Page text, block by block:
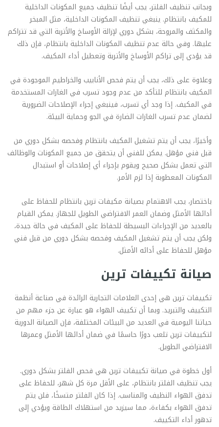
وبجانب تنظيف الفلتر، يجب أيضًا تنظيف جميع المكونات الداخلية
للمكيف بانتظام. ينبغي تنظيف المكونات الداخلية، مثل المبخر
والمكثف والمروحة، بشكل دوري لإزالة الأوساخ والأتربة التي قد تتراكم
عليها. وفي حالة عدم تنظيف المكونات الداخلية بانتظام، فإن ذلك
قد يؤدي إلى تراكم الأوساخ والأتربة وتعطيل أداء المكيف.
وعلاوة على ذلك، يجب أن يتم فحص الأنابيب والخراطيم الموجودة في
المكيف بانتظام للتأكد من عدم وجود تسرب في الغازات المستخدمة
في المكيف. إذا وجد أي تسرب، فينبغي إجراء الإصلاحات الضرورية
لضمان عدم تسرب الغازات الضارة في الجو وحماية البيئة.
وأخيرًا، يجب أن يتم تشغيل المكيف بانتظام وفحصه بشكل دوري من
قبل فني مؤهل. يمكن للفني أن يتحقق من جميع المكونات والوظائف
التي تعمل بشكل صحيح ويقوم بإجراء أي إصلاحات أو استبدال
المكونات المعطوبة إذا لزم الأمر.
باختصار، يجب الاهتمام بصيانة مكيفات ترين بانتظام للحفاظ على
أدائها الأمثل وضمان العمر الافتراضي الطويل للجهاز. يمكن القيام
بالعديد من الإجراءات البسيطة للحفاظ على المكيف في حالة جيدة،
ولكن يجب أن يتم تشغيل المكيف وفحصه بشكل دوري من قبل فني
مؤهل للحفاظ على أدائه الأمثل.
صيانة تكييفات ترين
تكييفات ترين هي إحدى العلامات التجارية الرائدة في صناعة أنظمة
التكييف والتبريد. وبما أن تكييف الهواء هو عبارة عن جزء مهم من
حياتنا اليومية في العديد من البيئات المختلفة، فإن الصيانة الدورية
لتكييفات ترين تلعب دورًا حاسمًا في ضمان أدائها الأمثل وعمرها
الافتراضي الطويل.
أول خطوة في صيانة تكييفات ترين هي فحص الفلتر بشكل دوري.
يجب تنظيف الفلتر بانتظام، على الأقل مرة كل شهر، للحفاظ على
تدفق الهواء النظيف والمناسب. إذا كان الفلتر متسخًا، فلن يتم
تدفق الهواء بكفاءة، مما سيزيد من استهلاك الطاقة ويؤدي إلى
تدهور أداء التكييف.